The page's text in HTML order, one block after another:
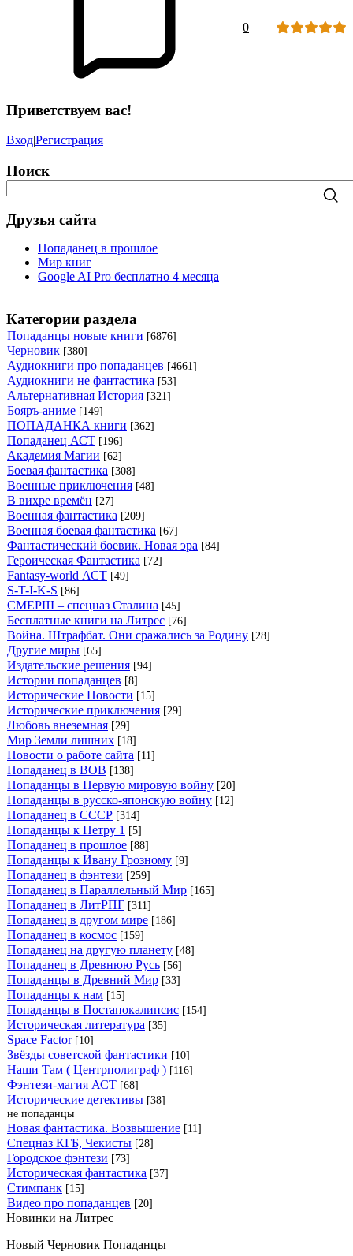
0
Приветствуем вас!
Вход|Регистрация
Поиск
Друзья сайта
Попаданец в прошлое
Мир книг
Google AI Pro бесплатно 4 месяца
Категории раздела
Попаданцы новые книги [6876]
Черновик [380]
Аудиокниги про попаданцев [4661]
Аудиокниги не фантастика [53]
Альтернативная История [321]
Бояръ-аниме [149]
ПОПАДАНКА книги [362]
Попаданец АСТ [196]
Академия Магии [62]
Боевая фантастика [308]
Военные приключения [48]
В вихре времён [27]
Военная фантастика [209]
Военная боевая фантастика [67]
Фантастический боевик. Новая эра [84]
Героическая Фантастика [72]
Fantasy-world АСТ [49]
S-T-I-K-S [86]
СМЕРШ – спецназ Сталина [45]
Бесплатные книги на Литрес [76]
Война. Штрафбат. Они сражались за Родину [28]
Другие миры [65]
Издательские решения [94]
Истории попаданцев [8]
Исторические Новости [15]
Исторические приключения [29]
Любовь внеземная [29]
Мир Земли лишних [18]
Новости о работе сайта [11]
Попаданец в ВОВ [138]
Попаданцы в Первую мировую войну [20]
Попаданцы в русско-японскую войну [12]
Попаданец в СССР [314]
Попаданцы к Петру 1 [5]
Попаданец в прошлое [88]
Попаданцы к Ивану Грозному [9]
Попаданец в фэнтези [259]
Попаданец в Параллельный Мир [165]
Попаданец в ЛитРПГ [311]
Попаданец в другом мире [186]
Попаданец в космос [159]
Попаданец на другую планету [48]
Попаданец в Древнюю Русь [56]
Попаданцы в Древний Мир [33]
Попаданцы к нам [15]
Попаданцы в Постапокалипсис [154]
Историческая литература [35]
Space Factor [10]
Звёзды советской фантастики [10]
Наши Там ( Центрполиграф ) [116]
Фэнтези-магия АСТ [68]
Исторические детективы [38]
не попаданцы
Новая фантастика. Возвышение [11]
Спецназ КГБ, Чекисты [28]
Городское фэнтези [73]
Историческая фантастика [37]
Стимпанк [15]
Видео про попаданцев [20]
Новинки на Литрес
Новый Черновик Попаданцы